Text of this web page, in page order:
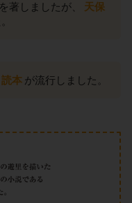
を著しましたが、
天保
読本 が流行しました。